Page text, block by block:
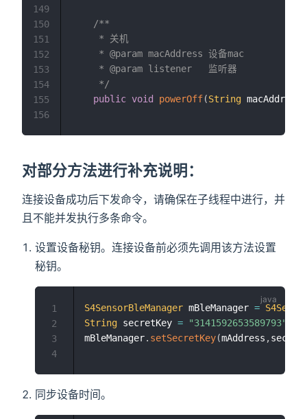
/**
     * 关机
     * @param macAddress 设备mac
     * @param listener   监听器
     */
public void powerOff(String macAddress
149
150
151
152
153
154
155
156
对部分方法进行补充说明：
连接设备成功后下发命令，请确保在子线程中进行，并
且不能并发执行多条命令。
设置设备秘钥。连接设备前必须先调用该方法设置
秘钥。
S4SensorBleManager mBleManager =
String secretKey =
"3141592653589793"
mBleManager. setSecretKey(mAddress ,
1
2
3
4
同步设备时间。